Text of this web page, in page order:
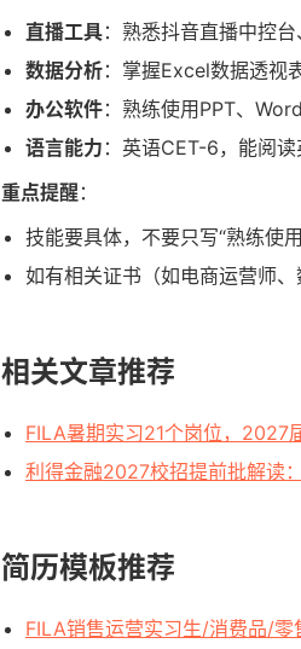
直播工具：熟悉抖音直播中控台
数据分析：掌握Excel数据透视
办公软件：熟练使用PPT、
语言能力 ：英语CET-6，能阅读
重点提醒 ：
技能要具体，不要只写“熟练使用
如有相关证书（如电商运营师、
相关文章推荐
FILA暑期实习21个岗位，2027
利得金融2027校招提前批解读
简历模板推荐
FILA销售运营实习生/消费品/零